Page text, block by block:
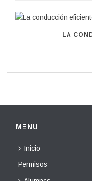
LA
MENU
Inicio
Permisos